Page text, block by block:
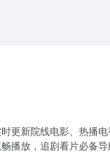
更新院线电影、热播
播放，追剧看片必备导